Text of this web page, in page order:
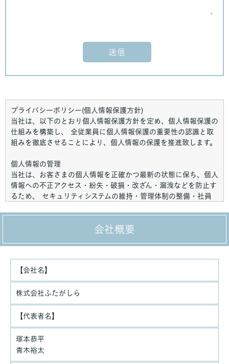
プライバシーポリシー(個人情報保護方針)
当社は、以下のとおり個人情報保護方針を定め、個人情報保護の
仕組みを構築し、 全従業員に個人情報保護の重要性の認識と取
組みを徹底させることにより、個人情報の保護を推進致します。
個人情報の管理
当社は、お客さまの個人情報を正確かつ最新の状態に保ち、個人
情報への不正アクセス・紛失・破損・改ざん・漏洩などを防止す
るため、 セキュリティシステムの維持・管理体制の整備・社員
厳重な管理を行ないます。
のご案内やご質問に対する回答として、電子メールや資料のご送
付に利用いたします。
個人情報の第三者への開示・提供の禁止
当社は、お客さまよりお預かりした個人情報を適切に管理し、次
のいずれかに該当する場合を除き、個人情報を第三者に開示いた
・お客さまの同意がある場合
会社概要
【会社名】
株式会社ふたがしら
【代表者名】
塚本恭平
青木裕太